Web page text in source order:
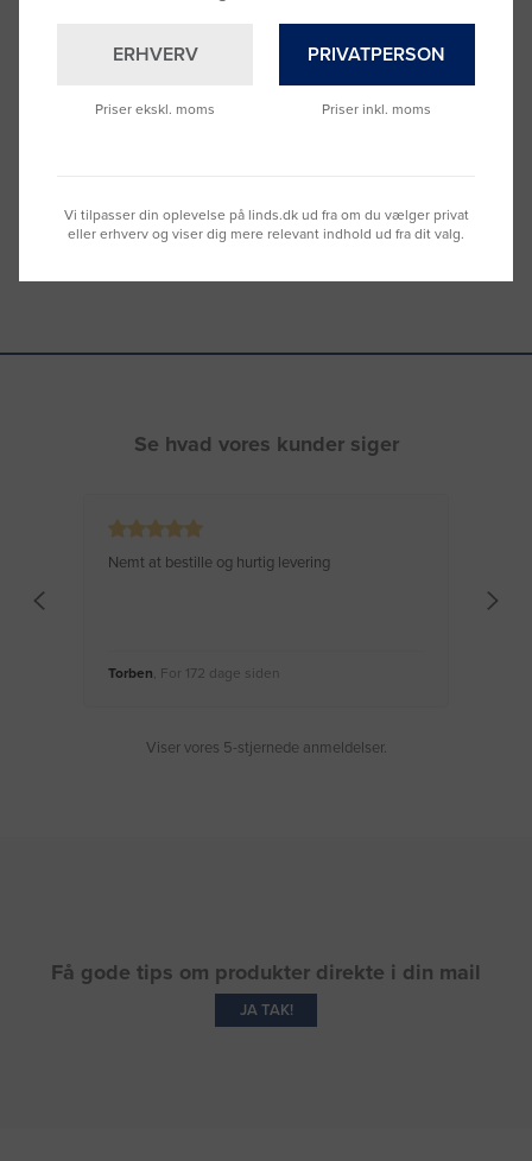
Brug for hjælp?
Vi sidder klar til at hjælpe dig.
Se hvad vores kunder siger
Nemt at bestille og hurtig levering
Torben, For 172 dage siden
Viser vores 5-stjernede anmeldelser.
Få gode tips om produkter direkte i din mail
JA TAK!
ERHVERV
Priser ekskl. moms
PRIVATPERSON
Priser inkl. moms
Vi tilpasser din oplevelse på linds.dk ud fra om du vælger privat
eller erhverv og viser dig mere relevant indhold ud fra dit valg.